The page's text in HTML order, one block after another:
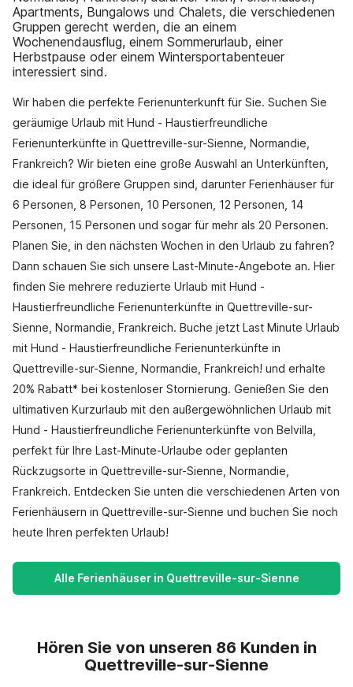
Apartments, Bungalows und Chalets, die verschiedenen
Gruppen gerecht werden, die an einem
Wochenendausflug, einem Sommerurlaub, einer
Herbstpause oder einem Wintersportabenteuer
interessiert sind.
Wir haben die perfekte Ferienunterkunft für Sie. Suchen Sie
geräumige Urlaub mit Hund - Haustierfreundliche
Ferienunterkünfte in Quettreville-sur-Sienne, Normandie,
Frankreich? Wir bieten eine große Auswahl an Unterkünften,
die ideal für größere Gruppen sind, darunter Ferienhäuser für
6 Personen, 8 Personen, 10 Personen, 12 Personen, 14
Personen, 15 Personen und sogar für mehr als 20 Personen.
Planen Sie, in den nächsten Wochen in den Urlaub zu fahren?
Dann schauen Sie sich unsere Last-Minute-Angebote an. Hier
finden Sie mehrere reduzierte Urlaub mit Hund -
Haustierfreundliche Ferienunterkünfte in Quettreville-sur-
Sienne, Normandie, Frankreich. Buche jetzt Last Minute Urlaub
mit Hund - Haustierfreundliche Ferienunterkünfte in
Quettreville-sur-Sienne, Normandie, Frankreich! und erhalte
20% Rabatt* bei kostenloser Stornierung. Genießen Sie den
ultimativen Kurzurlaub mit den außergewöhnlichen Urlaub mit
Hund - Haustierfreundliche Ferienunterkünfte von Belvilla,
perfekt für Ihre Last-Minute-Urlaube oder geplanten
Rückzugsorte in Quettreville-sur-Sienne, Normandie,
Frankreich. Entdecken Sie unten die verschiedenen Arten von
Ferienhäusern in Quettreville-sur-Sienne und buchen Sie noch
heute Ihren perfekten Urlaub!
Alle Ferienhäuser in Quettreville-sur-Sienne
Hören Sie von unseren 86 Kunden in
Quettreville-sur-Sienne